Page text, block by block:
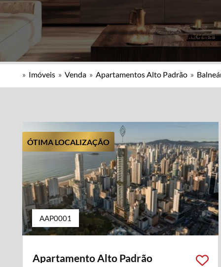
» Imóveis » Venda » Apartamentos Alto Padrão »
ÓTIMA LOCALIZAÇÃO
AAP0001
Apartamento Alto Padrão